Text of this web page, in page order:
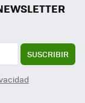
SUSCRIBIR